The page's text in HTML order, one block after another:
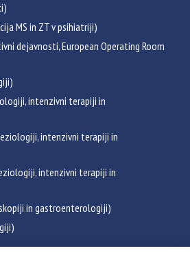
MS in ZT v psihiatriji)
dejavnosti, European Operating Room
intenzivni terapiji in
intenzivni terapiji in
intenzivni terapiji in
in gastroenterologiji)